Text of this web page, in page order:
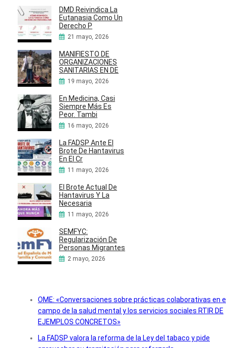
DMD Reivindica La
Eutanasia Como Un
Derecho P
21 mayo, 2026
MANIFIESTO DE
ORGANIZACIONES
SANITARIAS EN DE
19 mayo, 2026
En Medicina, Casi
Siempre Más Es
Peor. Tambi
16 mayo, 2026
La FADSP Ante El
Brote De Hantavirus
En El Cr
11 mayo, 2026
El Brote Actual De
Hantavirus Y La
Necesaria
11 mayo, 2026
SEMFYC:
Regularización De
Personas Migrantes
2 mayo, 2026
OME: «Conversaciones sobre prácticas colaborativas en
campo de la salud mental y los servicios sociales RTIR DE
EJEMPLOS CONCRETOS»
La FADSP valora la reforma de la Ley del tabaco y pide